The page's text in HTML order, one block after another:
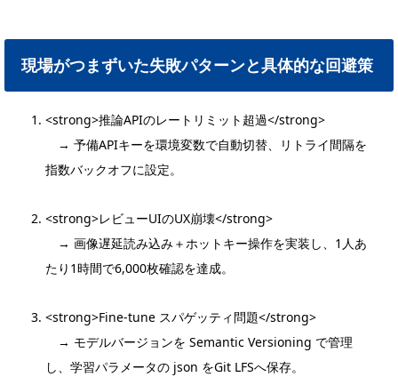
現場がつまずいた失敗パターンと具体的な回避策
<strong>推論APIのレートリミット超過</strong>
→ 予備APIキーを環境変数で自動切替、リトライ間隔を
指数バックオフに設定。
<strong>レビューUIのUX崩壊</strong>
→ 画像遅延読み込み＋ホットキー操作を実装し、1人あ
たり1時間で6,000枚確認を達成。
<strong>Fine-tune スパゲッティ問題</strong>
→ モデルバージョンを Semantic Versioning で管理
し、学習パラメータの json をGit LFSへ保存。